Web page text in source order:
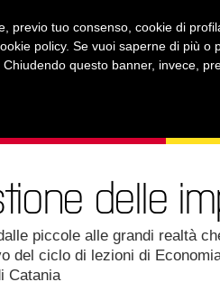
previo tuo consenso, cookie di
policy. Se vuoi saperne di più o
. Chiudendo questo banner, invece,
delle
piccole alle grandi realtà
del ciclo di lezioni di
Catania